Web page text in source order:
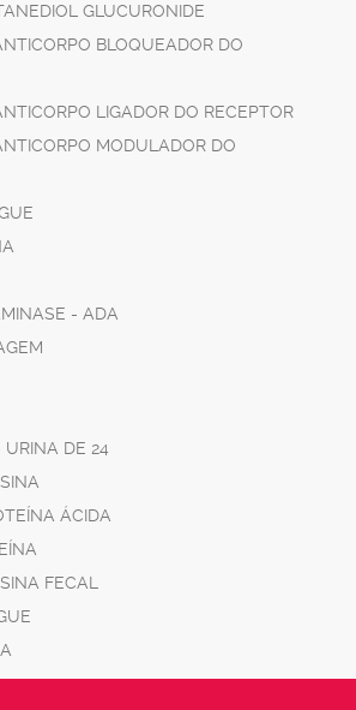
GLUCURONIDE
BLOQUEADOR DO
LIGADOR DO RECEPTOR
MODULADOR DO
- ADA
DE 24
ÁCIDA
FECAL